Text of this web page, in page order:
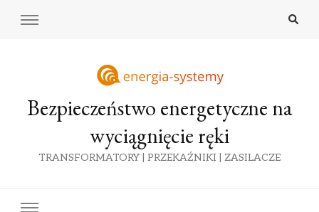
Bezpieczeństwo energetyczne na
wyciągnięcie ręki
TRANSFORMATORY | PRZEKAŹNIKI | ZASILACZE